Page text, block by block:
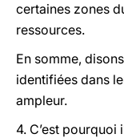
certaines zones
ressources.
En somme,
identifiées dans
ampleur.
4. C’est